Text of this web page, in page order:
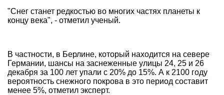
"Снег станет редкостью во многих частях планеты к
концу века", - отметил ученый.
В частности, в Берлине, который находится на севере
Германии, шансы на заснеженные улицы 24, 25 и 26
декабря за 100 лет упали с 20% до 15%. А к 2100 году
вероятность снежного покрова в это период составит
менее 5%, отметил эксперт.